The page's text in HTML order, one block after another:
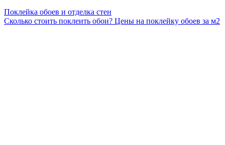
Поклейка обоев и отделка стен
Сколько стоить поклеить обои? Цены на поклейку обоев за м2